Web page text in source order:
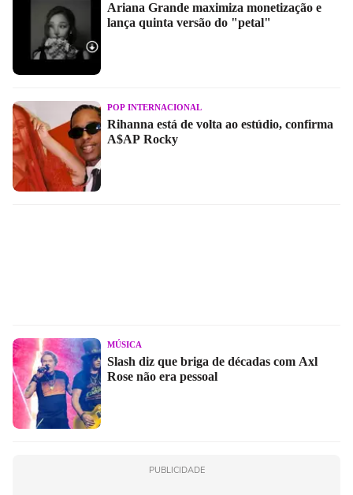
Ariana Grande maximiza monetização e
lança quinta versão do "petal"
POP INTERNACIONAL
Rihanna está de volta ao estúdio, confirma
A$AP Rocky
MÚSICA
Slash diz que briga de décadas com Axl
Rose não era pessoal
PUBLICIDADE